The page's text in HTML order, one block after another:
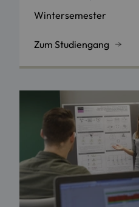
Wintersemester
Zum Studiengang